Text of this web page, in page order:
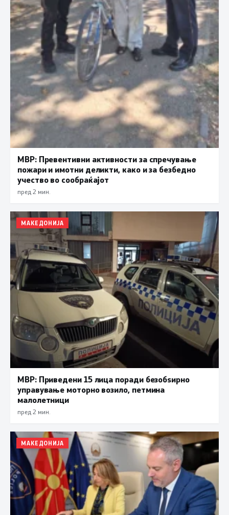
МВР: Превентивни активности за спречување
пожари и имотни деликти, како и за безбедно
учество во сообраќајот
пред 2 мин.
МАКЕДОНИЈА
МВР: Приведени 15 лица поради безобѕирно
управување моторно возило, петмина
малолетници
пред 2 мин.
МАКЕДОНИЈА